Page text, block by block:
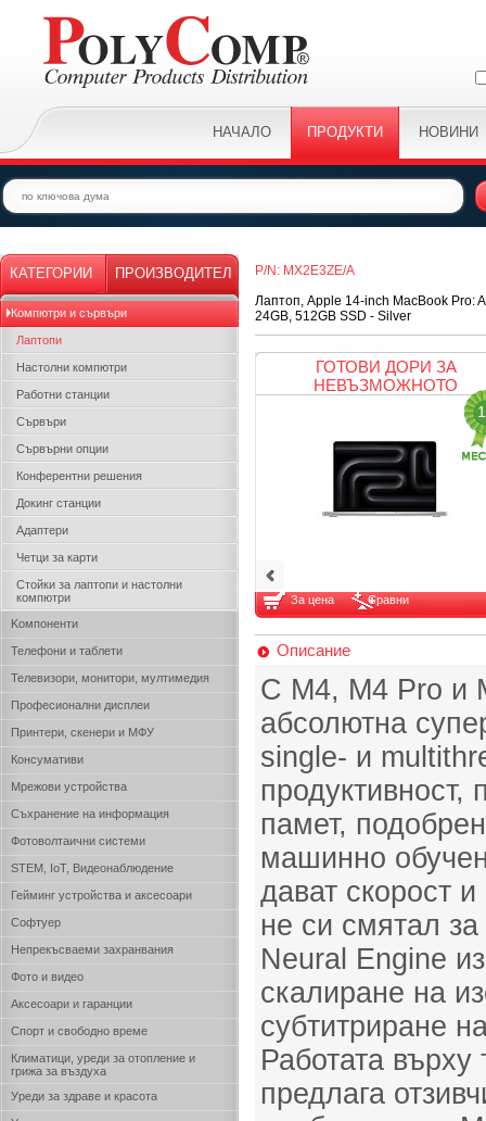
НАЧАЛО ПРОДУКТИ НОВИНИ
КАТЕГОРИИ ПРОИЗВОДИТЕЛ
Компютри и сървъри
Лаптопи
Настолни компютри
Работни станции
Сървъри
Сървърни опции
Конферентни решения
Докинг станции
Адаптери
Четци за карти
Стойки за лаптопи и настолни
компютри
Kомпоненти
Телефони и таблети
Телевизори, монитори, мултимедия
Професионални дисплеи
Принтери, скенери и МФУ
Консумативи
Мрежови устройства
Съхранение на информация
Фотоволтаични системи
STEM, IoT, Видеонаблюдение
Гейминг устройства и аксесоари
Софтуер
Непрекъсваеми захранвания
Фото и видео
Аксесоари и гаранции
Спорт и свободно време
Климатици, уреди за отопление и
грижа за въздуха
Уреди за здраве и красота
P/N: MX2E3ZE/A
Лаптоп, Apple 14-inch MacBook Pro:
24GB, 512GB SSD - Silver
ГОТОВИ ДОРИ ЗА
НЕВЪЗМОЖНОТО
За цена Сравни
Описание
С M4, M4 Pro и
абсолютна
single- и
продуктивност,
памет,
машинно
дават скорост
не си смятал
Neural Engine
скалиране на
субтитриране
Работата
предлага